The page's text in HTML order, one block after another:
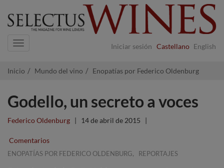
Iniciar sesión Castellano English
Navigation
Inicio Mundo del vino Enopatías por Federico Oldenburg
Godello, un secreto a voces
Federico Oldenburg | 14 de abril de 2015 |
Comentarios
ENOPATÍAS POR FEDERICO OLDENBURG, REPORTAJES